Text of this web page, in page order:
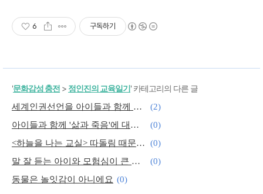
6 구독하기
'문화감성 충전 > 정인진의 교육일기' 카테고리의 다른 글
세계인권선언을 아이들과 함께 읽다
(2)
아이들과 함께 '삶과 죽음'에 대해 생각해보기
(0)
<하늘을 나는 교실> 따돌림 때문에 고민하는 지윤이
(0)
말 잘 듣는 아이와 모험심이 큰 아이
(0)
동물은 놀잇감이 아니에요 (0)